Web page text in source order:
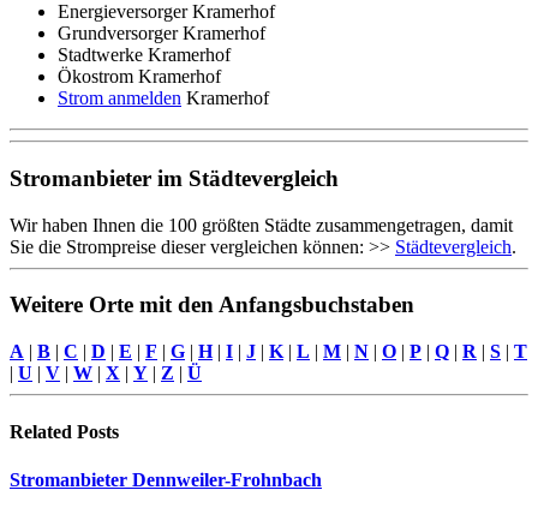
Energieversorger Kramerhof
Grundversorger Kramerhof
Stadtwerke Kramerhof
Ökostrom Kramerhof
Strom anmelden Kramerhof
Stromanbieter im Städtevergleich
Wir haben Ihnen die 100 größten Städte zusammengetragen, damit
Sie die Strompreise dieser vergleichen können: >> Städtevergleich.
Weitere Orte mit den Anfangsbuchstaben
A | B | C | D | E | F | G | H| I | J | K | L | M | N | O | P | Q | R | S | T
| U | V | W | X | Y | Z | Ü
Related Posts
Stromanbieter Dennweiler-Frohnbach